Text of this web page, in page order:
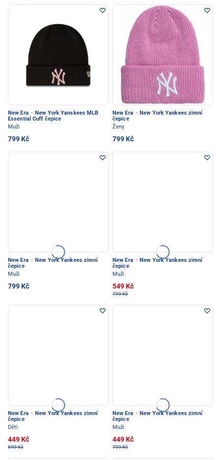
New Era · New York Yanskees MLB
Essential Cuff čepice
Muži
799 Kč
New Era · New York Yankees zimní
čepice
Ženy
799 Kč
New Era · New York Yankees zimní
čepice
Muži
799 Kč
New Era · New York Yankees zimní
čepice
Muži
549 Kč
799 Kč
New Era · New York Yankees zimní
čepice
Děti
449 Kč
699 Kč
New Era · New York Yankees zimní
čepice
Muži
449 Kč
799 Kč